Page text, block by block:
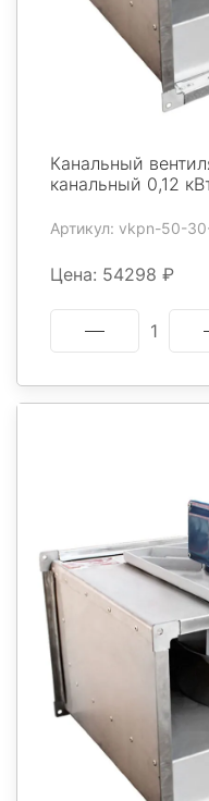
Канальный
канальный 0,12
Артикул: vkpn-50-
Цена: 54298 ₽
1